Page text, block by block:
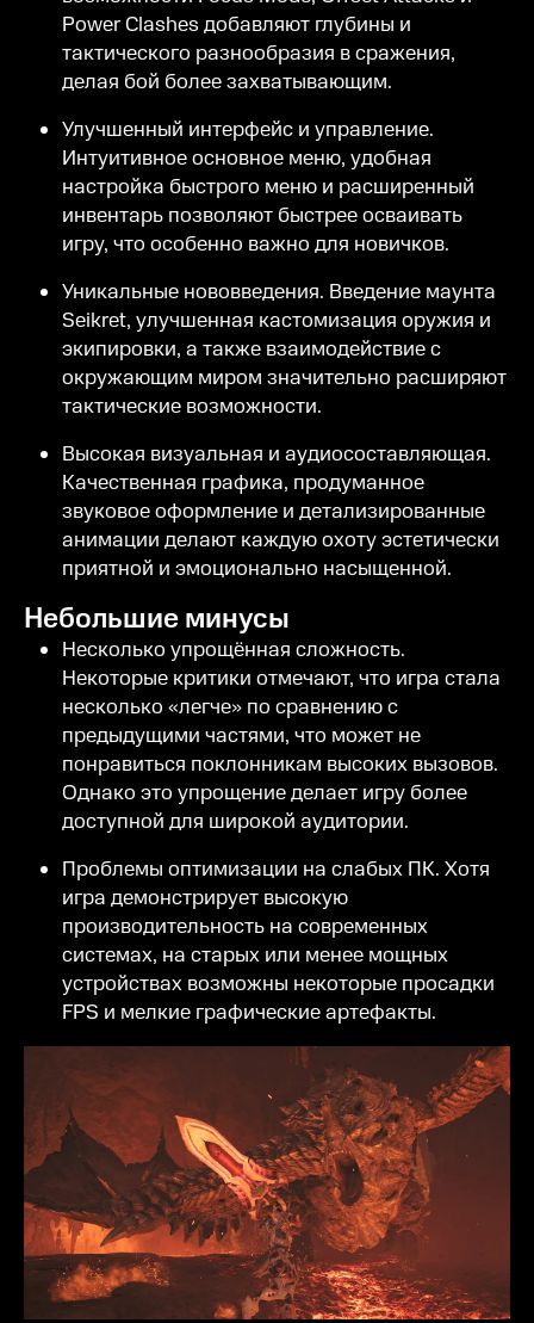
Power Clashes добавляют глубины и
тактического разнообразия в сражения,
делая бой более захватывающим.
Улучшенный интерфейс и управление.
Интуитивное основное меню, удобная
настройка быстрого меню и расширенный
инвентарь позволяют быстрее осваивать
игру, что особенно важно для новичков.
Уникальные нововведения. Введение маунта
Seikret, улучшенная кастомизация оружия и
экипировки, а также взаимодействие с
окружающим миром значительно расширяют
тактические возможности.
Высокая визуальная и аудиосоставляющая.
Качественная графика, продуманное
звуковое оформление и детализированные
анимации делают каждую охоту эстетически
приятной и эмоционально насыщенной.
Небольшие минусы
Несколько упрощённая сложность.
Некоторые критики отмечают, что игра стала
несколько «легче» по сравнению с
предыдущими частями, что может не
понравиться поклонникам высоких вызовов.
Однако это упрощение делает игру более
доступной для широкой аудитории.
Проблемы оптимизации на слабых ПК. Хотя
игра демонстрирует высокую
производительность на современных
системах, на старых или менее мощных
устройствах возможны некоторые просадки
FPS и мелкие графические артефакты.